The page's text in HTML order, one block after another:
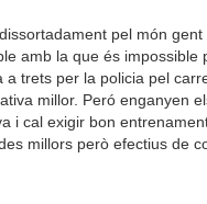
pel món gent
amb la que és impossible
trets per la policia pel
millor. Peró enganyen
i cal exigir bon
millors però efectius de